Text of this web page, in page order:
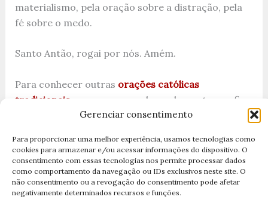
Gerenciar consentimento
Para proporcionar uma melhor experiência, usamos tecnologias como
cookies para armazenar e/ou acessar informações do dispositivo. O
consentimento com essas tecnologias nos permite processar dados
como comportamento da navegação ou IDs exclusivos neste site. O
não consentimento ou a revogação do consentimento pode afetar
negativamente determinados recursos e funções.
materialismo, pela oração sobre a distração, pela
fé sobre o medo.
Santo Antão, rogai por nós. Amém.
Para conhecer outras orações católicas
tradicionais e como rezar adequadamente, confira
nosso portal completo de orações.
Conclusão: Uma Vida que Continua Transformando
Santo Antão viveu há 1.670 anos. Suas pegadas já se
apagaram das areias do deserto egípcio. Seu corpo